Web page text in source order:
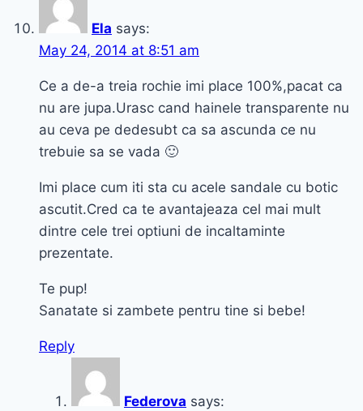
Ela says:
May 24, 2014 at 8:51 am
Ce a de-a treia rochie imi place 100%,pacat ca
nu are jupa.Urasc cand hainele transparente nu
au ceva pe dedesubt ca sa ascunda ce nu
trebuie sa se vada 🙂
Imi place cum iti sta cu acele sandale cu botic
ascutit.Cred ca te avantajeaza cel mai mult
dintre cele trei optiuni de incaltaminte
prezentate.
Te pup!
Sanatate si zambete pentru tine si bebe!
Reply
Federova says: